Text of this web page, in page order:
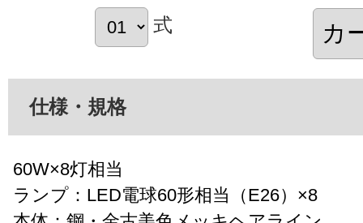
式
仕様・規格
60W×8灯相当
ランプ：LED電球60形相当（E26）×8